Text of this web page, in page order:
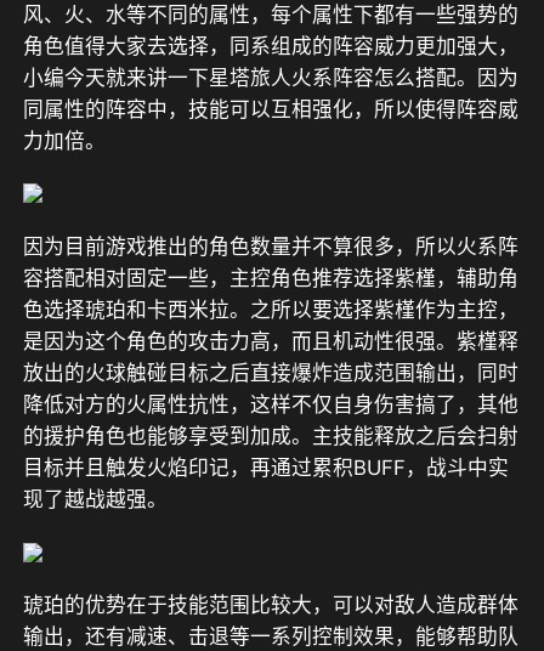
风、火、水等不同的属性，每个属性下都有一些强势的
角色值得大家去选择，同系组成的阵容威力更加强大，
小编今天就来讲一下星塔旅人火系阵容怎么搭配。因为
同属性的阵容中，技能可以互相强化，所以使得阵容威
力加倍。
因为目前游戏推出的角色数量并不算很多，所以火系阵
容搭配相对固定一些，主控角色推荐选择紫槿，辅助角
色选择琥珀和卡西米拉。之所以要选择紫槿作为主控，
是因为这个角色的攻击力高，而且机动性很强。紫槿释
放出的火球触碰目标之后直接爆炸造成范围输出，同时
降低对方的火属性抗性，这样不仅自身伤害搞了，其他
的援护角色也能够享受到加成。主技能释放之后会扫射
目标并且触发火焰印记，再通过累积BUFF，战斗中实
现了越战越强。
琥珀的优势在于技能范围比较大，可以对敌人造成群体
输出，还有减速、击退等一系列控制效果，能够帮助队